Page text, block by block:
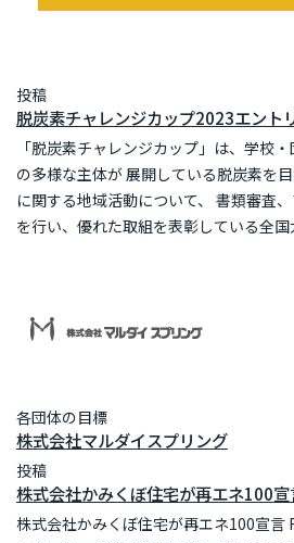
投稿
脱炭素チャレンジカップ2023エント
「脱炭素チャレンジカップ」は、学校
の多様な主体が 展開している脱炭素を
に関する地域活動について、 書類審査
を行い、優れた取組を表彰している全
各団体の目標
株式会社マルダイスプリング
投稿
株式会社かみくぼ住宅が再エネ100
株式会社かみくぼ住宅が再エネ100宣言